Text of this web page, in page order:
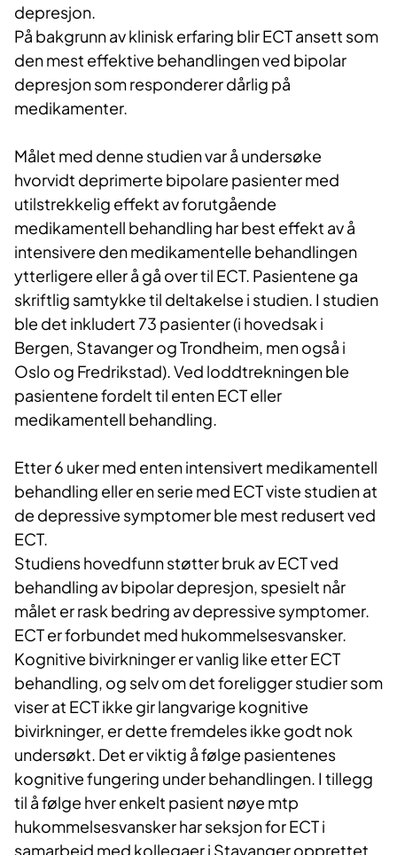
depresjon.
På bakgrunn av klinisk erfaring blir ECT ansett som
den mest effektive behandlingen ved bipolar
depresjon som responderer dårlig på
medikamenter.
Målet med denne studien var å undersøke
hvorvidt deprimerte bipolare pasienter med
utilstrekkelig effekt av forutgående
medikamentell behandling har best effekt av å
intensivere den medikamentelle behandlingen
ytterligere eller å gå over til ECT. Pasientene ga
skriftlig samtykke til deltakelse i studien. I studien
ble det inkludert 73 pasienter (i hovedsak i
Bergen, Stavanger og Trondheim, men også i
Oslo og Fredrikstad). Ved loddtrekningen ble
pasientene fordelt til enten ECT eller
medikamentell behandling.
Etter 6 uker med enten intensivert medikamentell
behandling eller en serie med ECT viste studien at
de depressive symptomer ble mest redusert ved
ECT.
Studiens hovedfunn støtter bruk av ECT ved
behandling av bipolar depresjon, spesielt når
målet er rask bedring av depressive symptomer.
ECT er forbundet med hukommelsesvansker.
Kognitive bivirkninger er vanlig like etter ECT
behandling, og selv om det foreligger studier som
viser at ECT ikke gir langvarige kognitive
bivirkninger, er dette fremdeles ikke godt nok
undersøkt. Det er viktig å følge pasientenes
kognitive fungering under behandlingen. I tillegg
til å følge hver enkelt pasient nøye mtp
hukommelsesvansker har seksjon for ECT i
samarbeid med kollegaer i Stavanger opprettet